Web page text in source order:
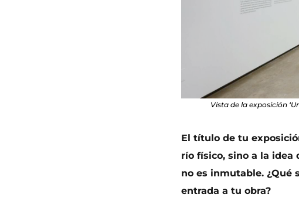
Vista de la exposición
El título de tu
río físico, sino a la idea
no es inmutable. ¿Qué
entrada a tu obra?